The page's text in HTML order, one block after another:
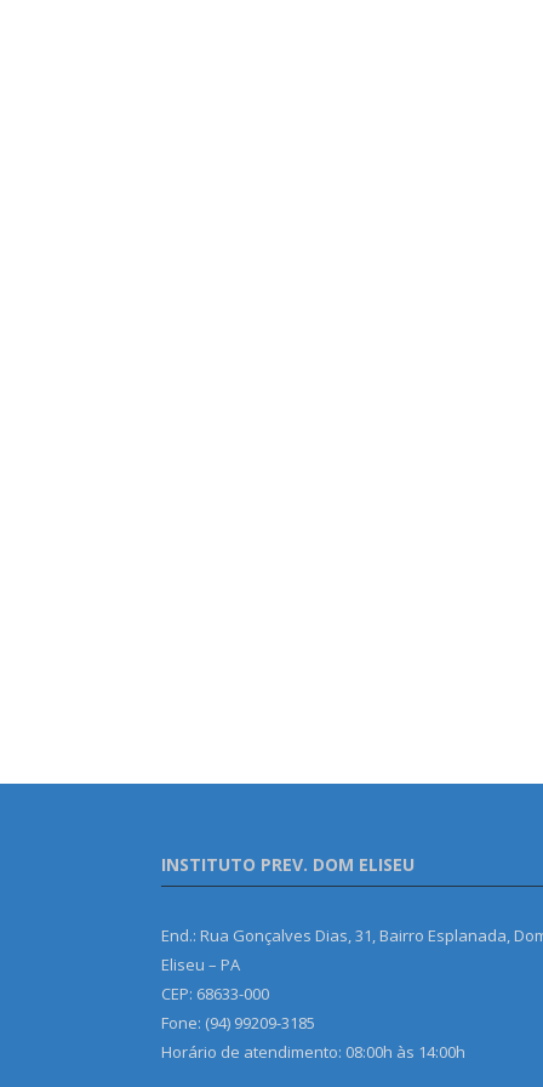
INSTITUTO PREV. DOM ELISEU
End.: Rua Gonçalves Dias, 31, Bairro Esplanada,
Eliseu – PA
CEP: 68633-000
Fone: (94) 99209-3185
Horário de atendimento: 08:00h às 14:00h